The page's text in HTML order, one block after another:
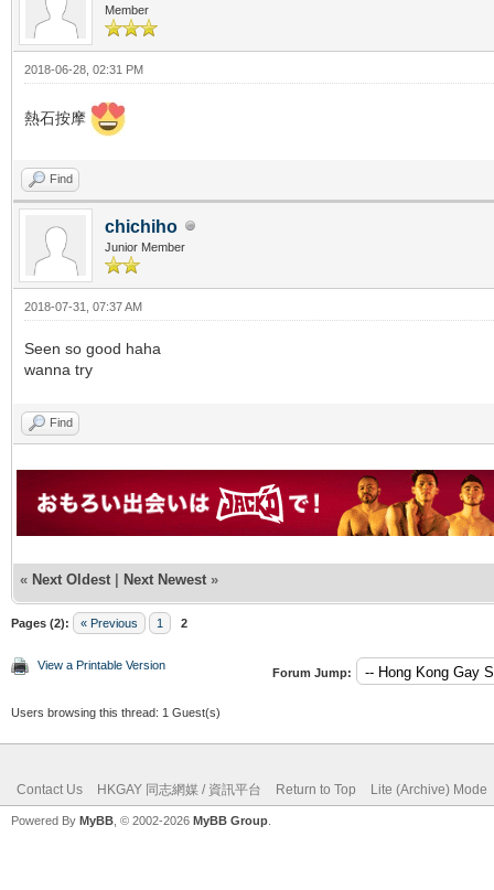
Member
2018-06-28, 02:31 PM
熱石按摩
Find
chichiho
Junior Member
2018-07-31, 07:37 AM
Seen so good haha
wanna try
Find
« Next Oldest | Next Newest »
Pages (2): « Previous 1 2
View a Printable Version
Forum Jump:
Users browsing this thread: 1 Guest(s)
Contact Us HKGAY 同志網媒 / 資訊平台 Return to Top Lite (Archive) Mode
Powered By MyBB , © 2002-2026 MyBB Group